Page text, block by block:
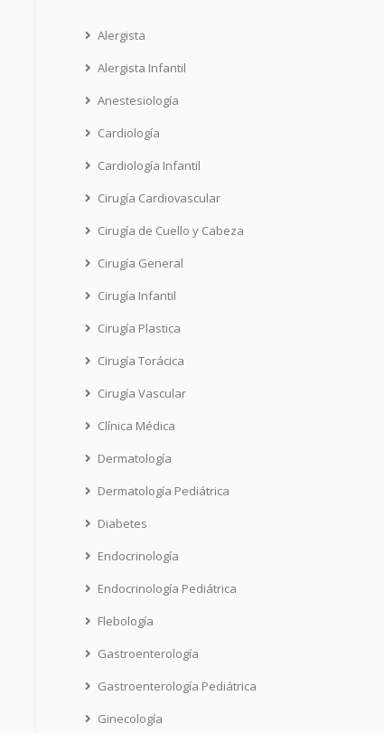
Alergista
Alergista Infantil
Anestesiología
Cardiología
Cardiología Infantil
Cirugía Cardiovascular
Cirugía de Cuello y Cabeza
Cirugía General
Cirugía Infantil
Cirugía Plastica
Cirugía Torácica
Cirugía Vascular
Clínica Médica
Dermatología
Dermatología Pediátrica
Diabetes
Endocrinología
Endocrinología Pediátrica
Flebología
Gastroenterología
Gastroenterología Pediátrica
Ginecología